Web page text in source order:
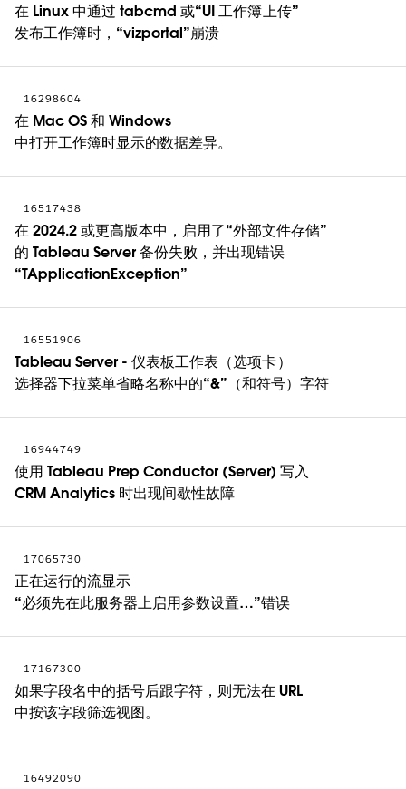
在 Linux 中通过 tabcmd 或“UI 工作簿上传”
发布工作簿时，“vizportal”崩溃
16298604
在 Mac OS 和 Windows
中打开工作簿时显示的数据差异。
16517438
在 2024.2 或更高版本中，启用了“外部文件存储”
的 Tableau Server 备份失败，并出现错误
“TApplicationException”
16551906
Tableau Server - 仪表板工作表（选项卡）
选择器下拉菜单省略名称中的“&”（和符号）字符
16944749
使用 Tableau Prep Conductor (Server) 写入
CRM Analytics 时出现间歇性故障
17065730
正在运行的流显示
“必须先在此服务器上启用参数设置…”错误
17167300
如果字段名中的括号后跟字符，则无法在 URL
中按该字段筛选视图。
16492090